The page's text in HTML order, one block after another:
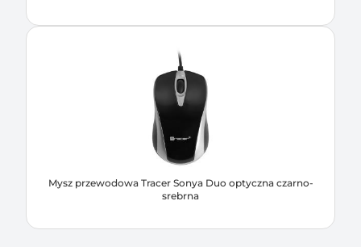
Mysz przewodowa Tracer Sonya Duo optyczna czarno-
srebrna